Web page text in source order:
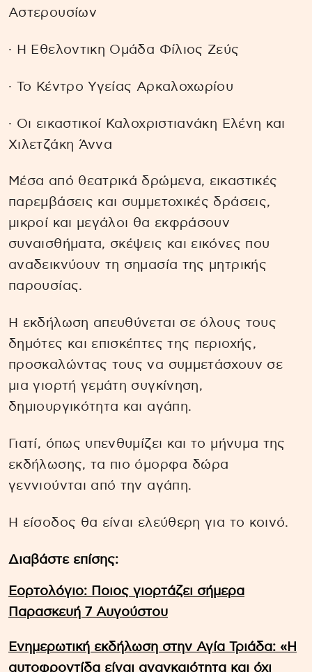
Αστερουσίων
∙ Η Εθελοντικη Ομάδα Φίλιος Ζεύς
∙ Το Κέντρο Υγείας Αρκαλοχωρίου
∙ Οι εικαστικοί Καλοχριστιανάκη Ελένη και
Χιλετζάκη Άννα
Μέσα από θεατρικά δρώμενα, εικαστικές
παρεμβάσεις και συμμετοχικές δράσεις,
μικροί και μεγάλοι θα εκφράσουν
συναισθήματα, σκέψεις και εικόνες που
αναδεικνύουν τη σημασία της μητρικής
παρουσίας.
Η εκδήλωση απευθύνεται σε όλους τους
δημότες και επισκέπτες της περιοχής,
προσκαλώντας τους να συμμετάσχουν σε
μια γιορτή γεμάτη συγκίνηση,
δημιουργικότητα και αγάπη.
Γιατί, όπως υπενθυμίζει και το μήνυμα της
εκδήλωσης, τα πιο όμορφα δώρα
γεννιούνται από την αγάπη.
Η είσοδος θα είναι ελεύθερη για το κοινό.
Διαβάστε επίσης:
Εορτολόγιο: Ποιος γιορτάζει σήμερα
Παρασκευή 7 Αυγούστου
Ενημερωτική εκδήλωση στην Αγία Τριάδα: «Η
αυτοφροντίδα είναι αναγκαιότητα και όχι